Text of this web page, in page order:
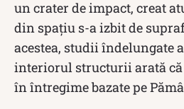
un crater de impact, creat
din spațiu s-a izbit de
acestea, studii îndelungate
interiorul structurii arată
în întregime bazate pe